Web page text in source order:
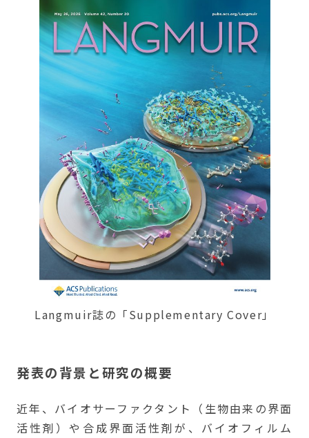
Langmuir誌の「Supplementary Cover」
発表の背景と研究の概要
近年、バイオサーファクタント（生物由来の界面
活性剤）や合成界面活性剤が、バイオフィルム